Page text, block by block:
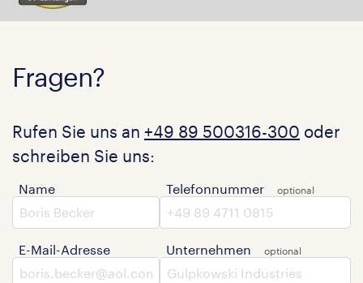
Fragen?
Rufen Sie uns an +49 89 500316-300 oder
schreiben Sie uns:
Name
E-Mail-Adresse
Telefonnummer
Unternehmen